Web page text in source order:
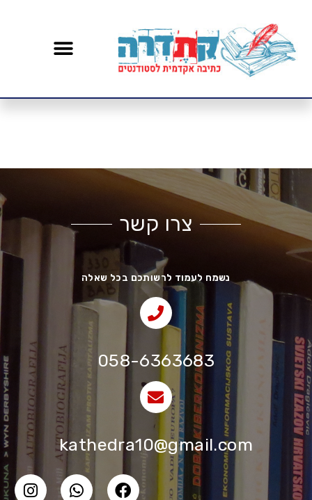
צרו קשר
נשמח לעמוד לרשותכם בכל שאלה
058-6363683
kathedra10@gmail.com